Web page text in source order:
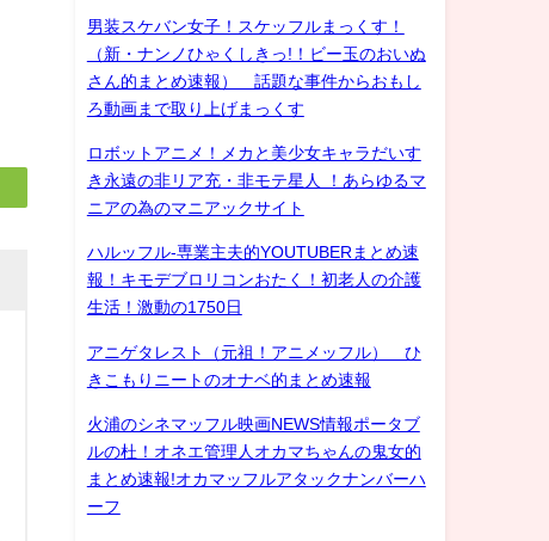
男装スケバン女子！スケッフルまっくす！
（新・ナンノひゃくしきっ!！ビー玉のおいぬ
さん的まとめ速報） 話題な事件からおもし
ろ動画まで取り上げまっくす
ロボットアニメ！メカと美少女キャラだいす
き永遠の非リア充・非モテ星人 ！あらゆるマ
ニアの為のマニアックサイト
ハルッフル-専業主夫的YOUTUBERまとめ速
報！キモデブロリコンおたく！初老人の介護
生活！激動の1750日
アニゲタレスト（元祖！アニメッフル） ひ
きこもりニートのオナベ的まとめ速報
火浦のシネマッフル映画NEWS情報ポータブ
ルの杜！オネエ管理人オカマちゃんの鬼女的
まとめ速報!オカマッフルアタックナンバーハ
ーフ